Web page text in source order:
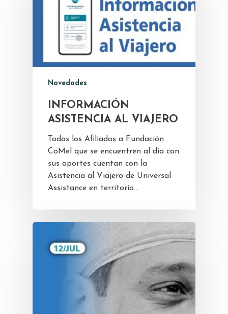
Novedades
INFORMACIÓN
ASISTENCIA AL VIAJERO
Todos los Afiliados a Fundación
CoMel que se encuentren al día con
sus aportes cuentan con la
Asistencia al Viajero de Universal
Assistance en territorio…